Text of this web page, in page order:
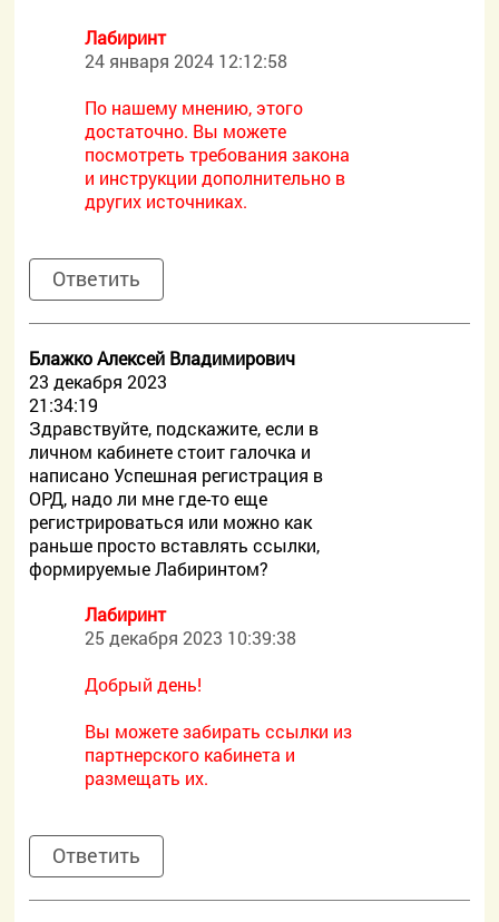
Лабиринт
24 января 2024 12:12:58
По нашему мнению, этого
достаточно. Вы можете
посмотреть требования закона
и инструкции дополнительно в
других источниках.
Ответить
Блажко Алексей Владимирович
23 декабря 2023
21:34:19
Здравствуйте, подскажите, если в
личном кабинете стоит галочка и
написано Успешная регистрация в
ОРД, надо ли мне где-то еще
регистрироваться или можно как
раньше просто вставлять ссылки,
формируемые Лабиринтом?
Лабиринт
25 декабря 2023 10:39:38
Добрый день!
Вы можете забирать ссылки из
партнерского кабинета и
размещать их.
Ответить